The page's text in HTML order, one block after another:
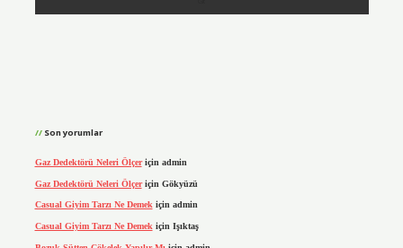
Son yorumlar
Gaz Dedektörü Neleri Ölçeriçin admin
Gaz Dedektörü Neleri Ölçeriçin Gökyüzü
Casual Giyim Tarzı Ne Demekiçin admin
Casual Giyim Tarzı Ne Demek için Işıktaş